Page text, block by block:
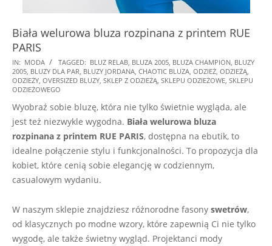
Biała welurowa bluza rozpinana z printem RUE
PARIS
2024-
07-
20
IN: MODA TAGGED: BLUZ RELAB BLUZA 2005 BLUZA CHAMPION BLUZY
2005 BLUZY DLA PAR BLUZY JORDANA CHAOTIC BLUZA ODZIEŻ ODZIEŻĄ
ODZIEŻY OVERSIZED BLUZY SKLEP Z ODZIEŻĄ SKLEPU ODZIEŻOWE SKLEPU
ODZIEŻOWEGO
Wyobraź sobie bluzę, która nie tylko świetnie wygląda, ale
jest też niezwykle wygodna. Biała welurowa bluza
rozpinana z printem RUE PARIS, dostępna na ebutik, to
idealne połączenie stylu i funkcjonalności. To propozycja dla
kobiet, które cenią sobie elegancję w codziennym,
casualowym wydaniu.
W naszym sklepie znajdziesz różnorodne fasony swetrów,
od klasycznych po modne wzory, które zapewnią Ci nie tylko
wygodę, ale także świetny wygląd. Projektanci mody